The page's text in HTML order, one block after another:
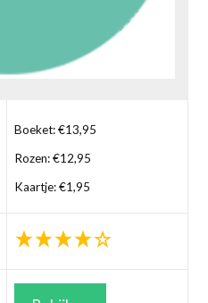
Boeket: €13,95
Rozen: €12,95
Kaartje: €1,95